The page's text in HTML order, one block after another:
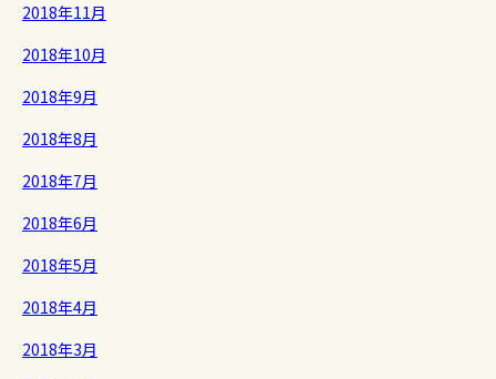
2018年11月
2018年10月
2018年9月
2018年8月
2018年7月
2018年6月
2018年5月
2018年4月
2018年3月